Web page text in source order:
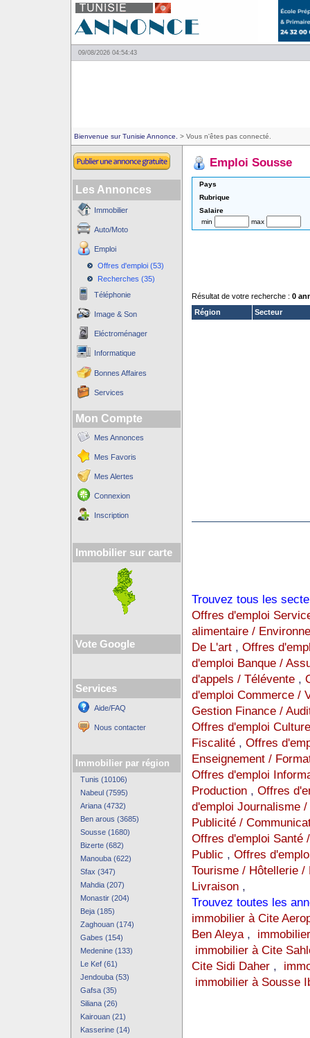
09/08/2026 04:54:43
Bienvenue sur Tunisie Annonce. > Vous n'êtes pas connecté.
Les Annonces
Immobilier
Auto/Moto
Emploi
Offres d'emploi (53)
Recherches (35)
Téléphonie
Image & Son
Eléctroménager
Informatique
Bonnes Affaires
Services
Mon Compte
Mes Annonces
Mes Favoris
Mes Alertes
Connexion
Inscription
Immobilier sur carte
Vote Google
Services
Aide/FAQ
Nous contacter
Immobilier par région
Tunis (10106)
Nabeul (7595)
Ariana (4732)
Ben arous (3685)
Sousse (1680)
Bizerte (682)
Manouba (622)
Sfax (347)
Mahdia (207)
Monastir (204)
Beja (185)
Zaghouan (174)
Gabes (154)
Medenine (133)
Le Kef (61)
Jendouba (53)
Gafsa (35)
Siliana (26)
Kairouan (21)
Kasserine (14)
Emploi Sousse
Pays
Rubrique
Salaire
min
max
Résultat de votre recherche : 0
Région
Secteur
Trouvez tous les
Offres d'emploi
alimentaire /
De L'art , Offres
d'emploi Banque /
d'appels / Télévente ,
d'emploi Commerce /
Gestion Finance /
Offres d'emploi
Fiscalité , Offres
Enseignement /
Offres d'emploi
Production , Offres
d'emploi Journalisme
Publicité /
Offres d'emploi Santé
Public , Offres
Tourisme / Hôtellerie
Livraison ,
Trouvez toutes les
immobilier à Cite
Ben Aleya,
immobilier à Cite
Cite Sidi Daher,
immobilier à Sousse